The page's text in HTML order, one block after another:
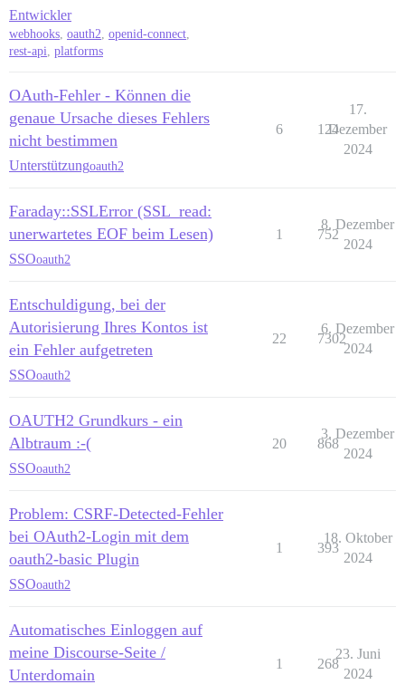
Entwickler
webhooks, oauth2, openid-connect,
rest-api, platforms
OAuth-Fehler - Können die
genaue Ursache dieses Fehlers
nicht bestimmen
Unterstützungoauth2
6 124
17.
Dezember
2024
Faraday::SSLError (SSL_read:
unerwartetes EOF beim Lesen)
SSOoauth2
1 752
8. Dezember
2024
Entschuldigung, bei der
Autorisierung Ihres Kontos ist
ein Fehler aufgetreten
SSOoauth2
22 7302
6. Dezember
2024
OAUTH2 Grundkurs - ein
Albtraum :-(
SSOoauth2
20 868
3. Dezember
2024
Problem: CSRF-Detected-Fehler
bei OAuth2-Login mit dem
oauth2-basic Plugin
SSOoauth2
1 393
18. Oktober
2024
Automatisches Einloggen auf
meine Discourse-Seite /
Unterdomain
1 268
23. Juni
2024